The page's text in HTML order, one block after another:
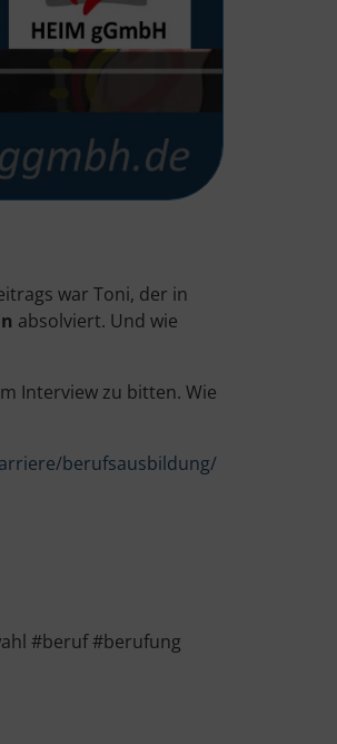
war Toni, der in
absolviert. Und wie
Interview zu bitten. Wie
berufsausbildung/
#beruf #berufung